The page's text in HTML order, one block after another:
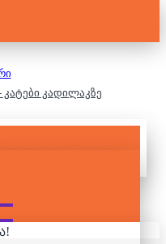
კადილაკზე
ᲤᲐᲖᲚᲘ -